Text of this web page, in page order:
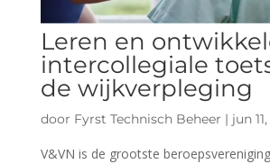
Leren en
intercollegiale
de wijkverpleging
door Fyrst Technisch Beheer | jun
V&VN is de grootste